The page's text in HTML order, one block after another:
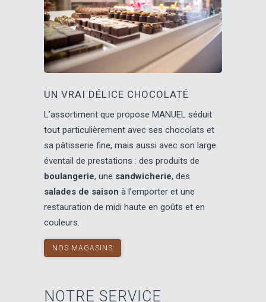
UN VRAI DÉLICE CHOCOLATÉ
L’assortiment que propose MANUEL séduit
tout particulièrement avec ses chocolats et
sa pâtisserie fine, mais aussi avec son large
éventail de prestations : des produits de
boulangerie, une sandwicherie, des
salades de saison à l’emporter et une
restauration de midi haute en goûts et en
couleurs.
NOS MAGASINS
NOTRE SERVICE